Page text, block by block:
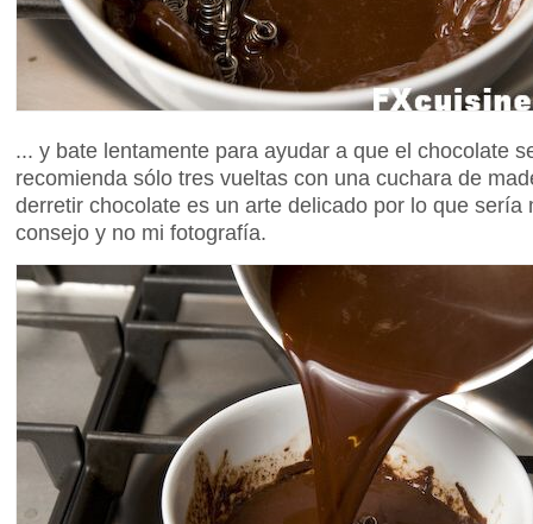
... y bate lentamente para ayudar a que el chocolate
recomienda sólo tres vueltas con una cuchara de
derretir chocolate es un arte delicado por lo que sería
consejo y no mi fotografía.